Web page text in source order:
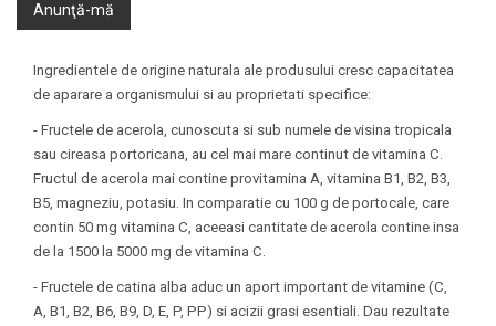
Anunţă-mă
Ingredientele de origine naturala ale produsului cresc capacitatea
de aparare a organismului si au proprietati specifice:
- Fructele de acerola, cunoscuta si sub numele de visina tropicala
sau cireasa portoricana, au cel mai mare continut de vitamina C.
Fructul de acerola mai contine provitamina A, vitamina B1, B2, B3,
B5, magneziu, potasiu. In comparatie cu 100 g de portocale, care
contin 50 mg vitamina C, aceeasi cantitate de acerola contine insa
de la 1500 la 5000 mg de vitamina C.
- Fructele de catina alba aduc un aport important de vitamine (C,
A, B1, B2, B6, B9, D, E, P, PP) si acizii grasi esentiali. Dau rezultate